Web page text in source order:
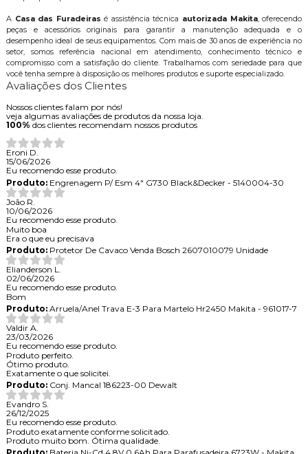
A Casa das Furadeiras é assistência técnica autorizada Makita, oferecendo
peças e acessórios originais para garantir a manutenção adequada e o
desempenho ideal de seus equipamentos. Com mais de 30 anos de experiência no
setor, somos referência nacional em atendimento, conhecimento técnico e
compromisso com a satisfação do cliente. Trabalhamos com seriedade para que
você tenha sempre à disposição os melhores produtos e suporte especializado.
Avaliações dos Clientes
Nossos clientes falam por nós!
veja algumas avaliações de produtos da nossa loja.
100% dos clientes recomendam nossos produtos
Eroni D.
15/06/2026
Eu recomendo esse produto.
Produto:Engrenagem P/ Esm 4" G730 Black&Decker - 5140004-30
João R.
10/06/2026
Eu recomendo esse produto.
Muito boa
Era o que eu precisava
Produto:Protetor De Cavaco Venda Bosch 2607010079 Unidade
Elianderson L.
02/06/2026
Eu recomendo esse produto.
Bom
Produto:Arruela/Anel Trava E-3 Para Martelo Hr2450 Makita - 961017-7
Valdir A.
23/03/2026
Eu recomendo esse produto.
Produto perfeito.
Ótimo produto.
Exatamente o que solicitei.
Produto:Conj. Mancal 186223-00 Dewalt
Evandro S.
26/12/2025
Eu recomendo esse produto.
Produto exatamente conforme solicitado.
Produto muito bom. Ótima qualidade.